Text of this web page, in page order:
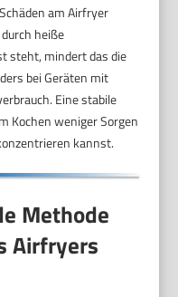
am Airfryer
heiße
steht, mindert das die
bei Geräten mit
Eine stabile
Kochen weniger Sorgen
kannst.
Methode
Airfryers